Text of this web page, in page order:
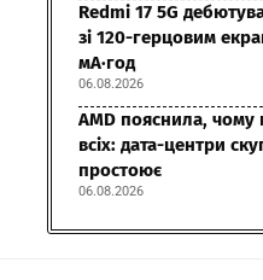
Redmi 17 5G
зі 120-герцовим
мА·год
06.08.2026
AMD пояснила, чому
всіх: дата-центри
простоює
06.08.2026